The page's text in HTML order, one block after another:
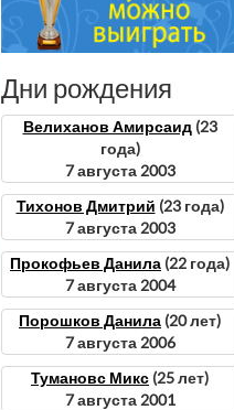
Дни рождения
Велиханов Амирсаид(23
года)
7 августа 2003
Тихонов Дмитрий (23 года)
7 августа 2003
Прокофьев Данила (22 года)
7 августа 2004
Порошков Данила (20 лет)
7 августа 2006
Тумановс Микс (25 лет)
7 августа 2001